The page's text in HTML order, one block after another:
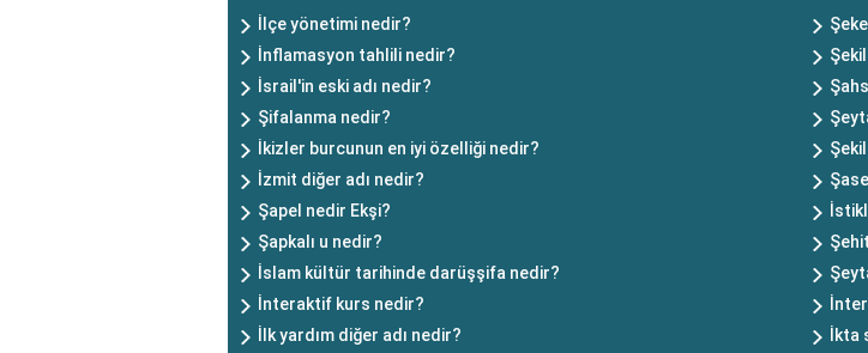
İlçe yönetimi nedir?
İnflamasyon tahlili nedir?
İsrail'in eski adı nedir?
Şifalanma nedir?
İkizler burcunun en iyi özelliği nedir?
İzmit diğer adı nedir?
Şapel nedir Ekşi?
Şapkalı u nedir?
İslam kültür tarihinde darüşşifa nedir?
İnteraktif kurs nedir?
İlk yardım diğer adı nedir?
İkta